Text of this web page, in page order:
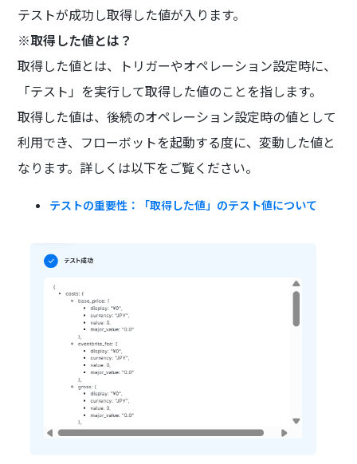
テストが成功し取得した値が入ります。
※取得した値とは？
取得した値とは、トリガーやオペレーション設定時に、
「テスト」を実行して取得した値のことを指します。
取得した値は、後続のオペレーション設定時の値として
利用でき、フローボットを起動する度に、変動した値と
なります。詳しくは以下をご覧ください。
テストの重要性：「取得した値」のテスト値について